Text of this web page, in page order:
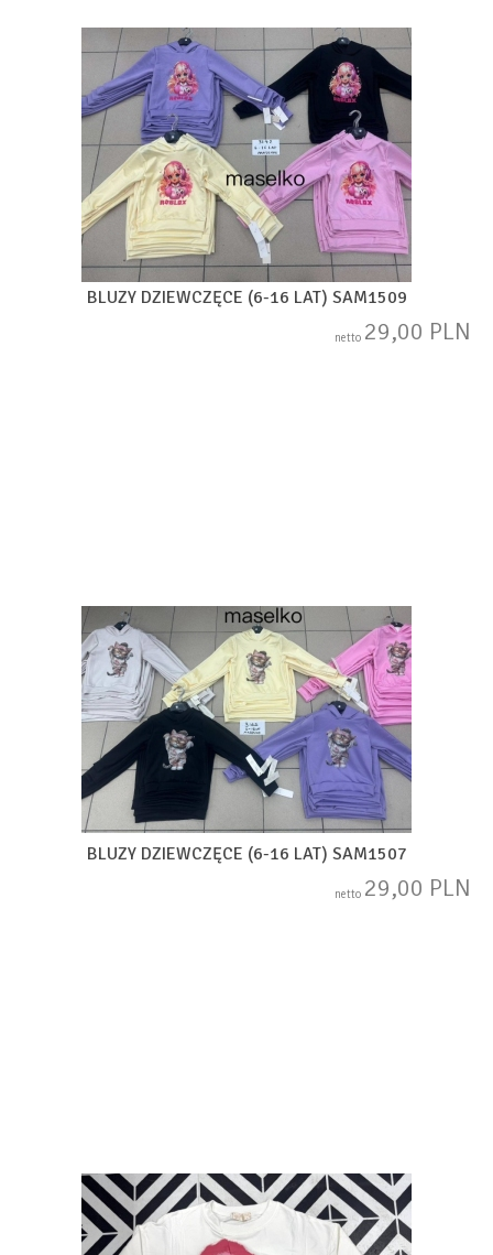
BLUZY DZIEWCZĘCE (6-16 LAT) SAM1509
netto 29,00 PLN
BLUZY DZIEWCZĘCE (6-16 LAT) SAM1507
netto 29,00 PLN